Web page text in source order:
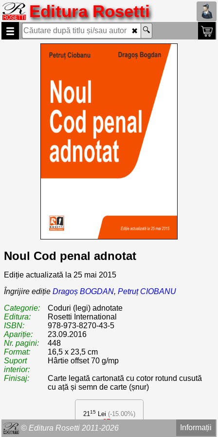
Editura Rosetti
Noul Cod penal adnotat
Ediție actualizată la 25 mai 2015
Îngrijire ediție Dragoș BOGDAN, Petruț CIOBANU
Categorie:
Coduri (legi) adnotate
Editura:
Rosetti International
ISBN:
978-973-8270-43-5
Apariție:
23.09.2016
Nr. pagini:
448
Format:
16,5 x 23,5 cm
Suport
interior:
Hârtie offset 70 g/mp
Finisaj:
Carte legată cartonată cu cotor rotund cusută
cu ață și semn de carte (șnur)
2115Lei (-15.00%)
1797Lei
© Editura Rosetti 2011-2026 Informații